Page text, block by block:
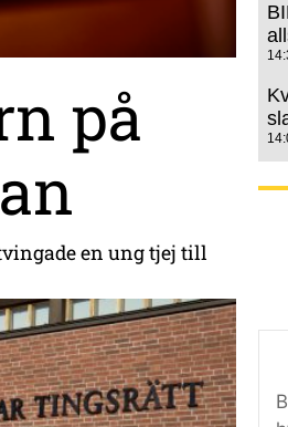
på
en ung tjej till